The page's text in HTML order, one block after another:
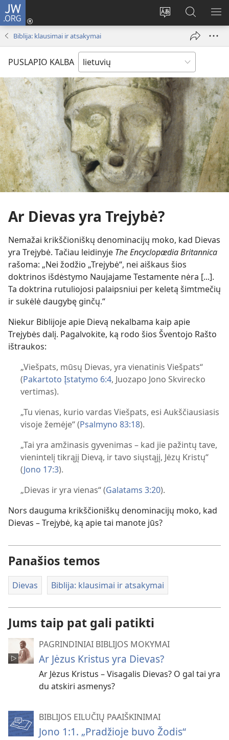
JW.ORG
Pakeisti
svetainės
Prisijungti
(atsiveria Paieška
svetainėje
JW.ORG
Biblija: klausimai ir atsakymai
PUSLAPIO KALBA
Ar Dievas yra Trejybė?
Nemažai krikščioniškų denominacijų moko, kad Dievas
yra Trejybė. Tačiau leidinyje The Encyclopædia Britannica
rašoma: „Nei žodžio „Trejybė“, nei aiškaus šios
doktrinos išdėstymo Naujajame Testamente nėra [...].
Ta doktrina rutuliojosi palaipsniui per keletą šimtmečių
ir sukėlė daugybę ginčų.“
Niekur Biblijoje apie Dievą nekalbama kaip apie
Trejybės dalį. Pagalvokite, ką rodo šios Šventojo Rašto
ištraukos:
„Viešpats, mūsų Dievas, yra vienatinis Viešpats“
(Pakartoto Įstatymo 6:4, Juozapo Jono Skvirecko
vertimas).
„Tu vienas, kurio vardas Viešpats, esi Aukščiausiasis
visoje žemėje“ (Psalmyno 83:18).
„Tai yra amžinasis gyvenimas – kad jie pažintų tave,
vienintelį tikrąjį Dievą, ir tavo siųstąjį, Jėzų Kristų“
(Jono 17:3).
„Dievas ir yra vienas“ (Galatams 3:20).
Nors dauguma krikščioniškų denominacijų moko, kad
Dievas – Trejybė, ką apie tai manote jūs?
Panašios temos
Dievas Biblija: klausimai ir atsakymai
Jums taip pat gali patikti
PAGRINDINIAI BIBLIJOS MOKYMAI
Ar Jėzus Kristus yra Dievas?
Ar Jėzus Kristus – Visagalis Dievas? O gal tai yra
du atskiri asmenys?
BIBLIJOS EILUČIŲ PAAIŠKINIMAI
Jono 1:1. „Pradžioje buvo Žodis“